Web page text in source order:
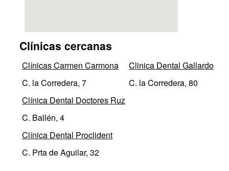
Clínicas cercanas
Clínicas Carmen Carmona
C. la Corredera, 7
Clinica Dental Gallardo
C. la Corredera, 80
Clínica Dental Doctores Ruz
C. Ballén, 4
Clínica Dental Proclident
C. Prta de Aguilar, 32